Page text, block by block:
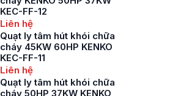
KEC-FF-12
Liên hệ
Quạt ly tâm hút khói chữa
cháy 45KW 60HP KENKO
KEC-FF-11
Liên hệ
Quạt ly tâm hút khói chữa
cháy 50HP 37KW KENKO